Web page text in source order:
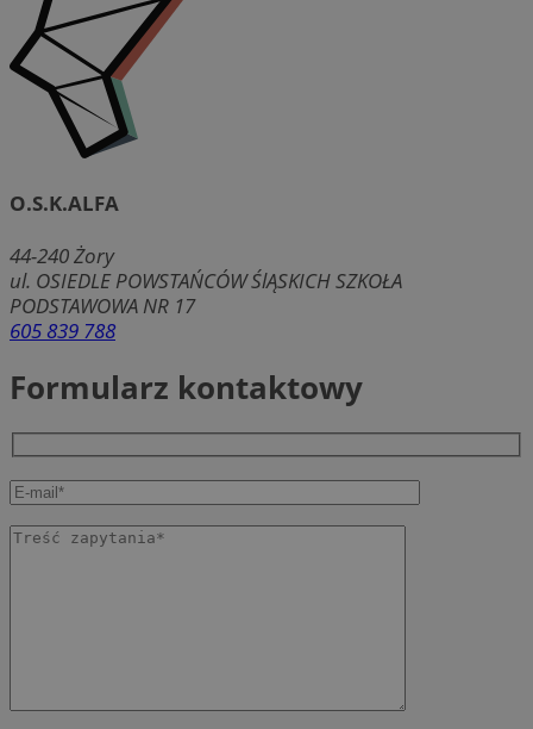
O.S.K.ALFA
44-240Żory
ul. OSIEDLE POWSTAŃCÓW ŚlĄSKICH SZKOŁA
PODSTAWOWA NR 17
605 839 788
Formularz kontaktowy